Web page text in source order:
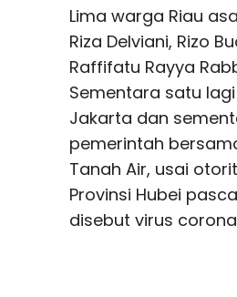
Lima warga Riau
Riza Delviani, Rizo
Raffifatu Rayya
Sementara satu
Jakarta dan
pemerintah
Tanah Air, usai
Provinsi Hubei
disebut virus